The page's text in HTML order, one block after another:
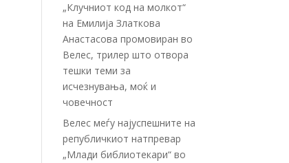
„Клучниот код на молкот“
на Емилија Златкова
Анастасова промовиран во
Велес, трилер што отвора
тешки теми за
исчезнувања, моќ и
човечност
Велес меѓу најуспешните на
републичкиот натпревар
„Млади библиотекари“ во